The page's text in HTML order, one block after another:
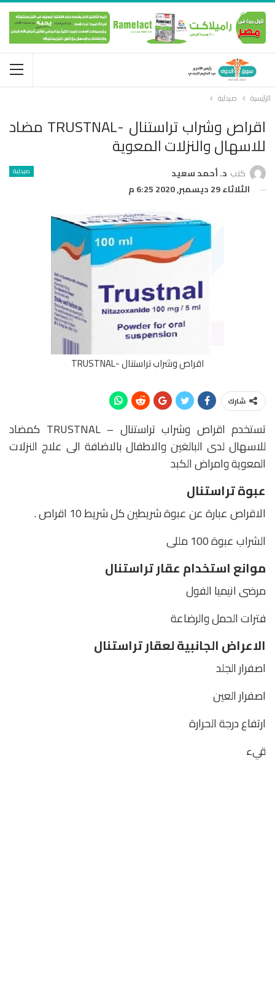
الرئيسية صيدلية
اقراص وشراب تراستنال -TRUSTNAL مضاد
للاسهال والنزلات المعوية
صيدلية كتب د. أحمد سعيد
الثلاثاء 29 ديسمبر, 2020 6:25 م
اقراص وشراب تراستنال -TRUSTNAL
شارك
تستخدم اقراص وشراب تراستنال – TRUSTNAL كمضاد
للاسهال لدى البالغين والاطفال بالاضافة الى علاج النزلات
المعوية وامراض الكبد
عبوة تراستنال
الاقراص عبارة عن عبوة شريطين كل شريط 10 اقراص .
الشراب عبوة 100 مللى
موانع استخدام عقار تراستنال
مرضى انيميا الفول
فترات الحمل والرضاعة
الاعراض الجانبية لعقار تراستنال
اصفرار الجلد
اصفرار العين
ارتفاع درجة الحرارة
قيء